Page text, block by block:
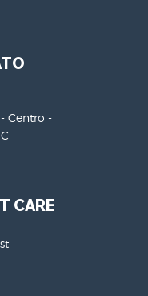
Centro -
CARE